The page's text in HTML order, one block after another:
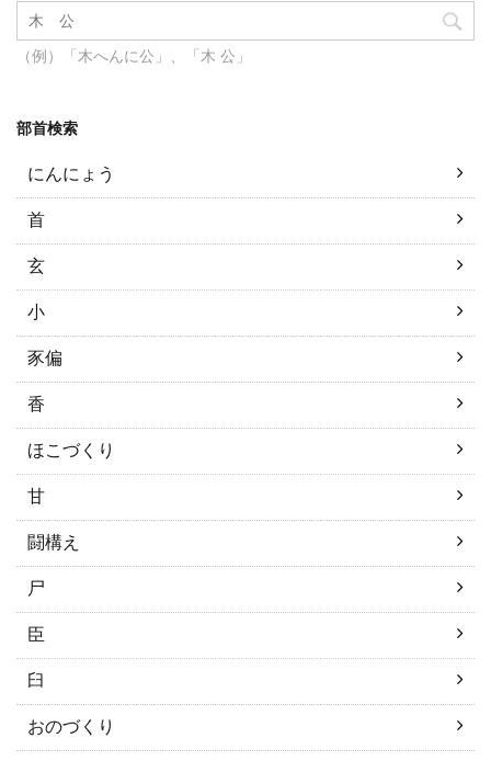
（例）「木へんに公」、「木 公」
部首検索
にんにょう
首
玄
小
豕偏
香
ほこづくり
甘
闘構え
尸
臣
臼
おのづくり